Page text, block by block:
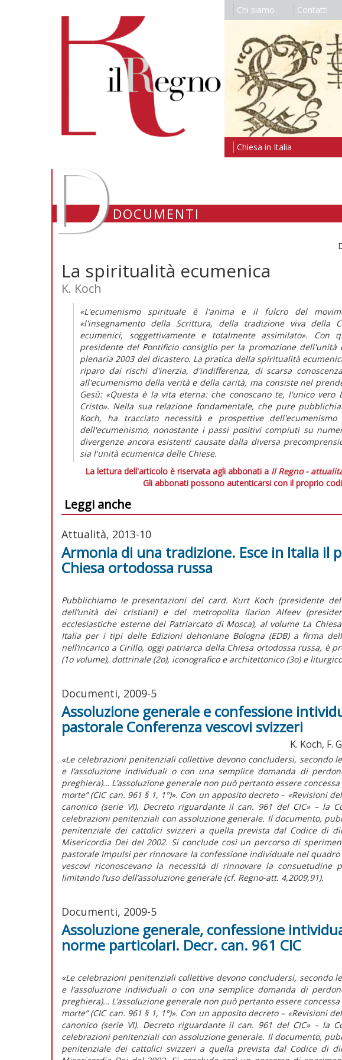
Chi siamo Contatti
Chiesa in Italia
DDOCUMENTI
La spiritualità ecumenica
K. Koch
«L'ecumenismo spirituale è l'anima e il fulcro del
«l'insegnamento della Scrittura, della tradizione viva
ecumenici, soggettivamente e totalmente assimilato».
presidente del Pontificio consiglio per la promozione
plenaria 2003 del dicastero. La pratica della spiritualità
riparo dai rischi d'inerzia, d'indifferenza, di scarsa
all'ecumenismo della verità e della carità, ma consiste nel
Gesù: «Questa è la vita eterna: che conoscano te, l'unico
Cristo». Nella sua relazione fondamentale, che pure
Koch, ha tracciato necessità e prospettive
dell'ecumenismo, nonostante i passi positivi compiuti su
divergenze ancora esistenti causate dalla diversa
sia l'unità ecumenica delle Chiese.
La lettura dell'articolo è riservata agli abbonati a Il Regno -
Gli abbonati possono autenticarsi con il proprio
Leggi anche
Attualità, 2013-10
Armonia di una tradizione. Esce in Italia il
Chiesa ortodossa russa
Pubblichiamo le presentazioni del card. Kurt Koch (presidente
dell’unità dei cristiani) e del metropolita Ilarion Alfeev
ecclesiastiche esterne del Patriarcato di Mosca), al volume La
Italia per i tipi delle Edizioni dehoniane Bologna (EDB) a firma
nell’incarico a Cirillo, oggi patriarca della Chiesa ortodossa russa, è
(1o volume), dottrinale (2o), iconografico e architettonico (3o) e
Documenti, 2009-5
Assoluzione generale e confessione
pastorale Conferenza vescovi svizzeri
K. Koch, F.
«Le celebrazioni penitenziali collettive devono concludersi, secondo
e l’assoluzione individuali o con una semplice domanda di
preghiera)… L’assoluzione generale non può pertanto essere
morte” (CIC can. 961 § 1, 1°)». Con un apposito decreto – «Revisioni
canonico (serie VI). Decreto riguardante il can. 961 del CIC» – la
celebrazioni penitenziali con assoluzione generale. Il documento,
penitenziale dei cattolici svizzeri a quella prevista dal Codice di
Misericordia Dei del 2002. Si conclude così un percorso di
pastorale Impulsi per rinnovare la confessione individuale nel
vescovi riconoscevano la necessità di rinnovare la consuetudine
limitando l’uso dell’assoluzione generale (cf. Regno-att. 4,2009,91).
Documenti, 2009-5
Assoluzione generale, confessione
norme particolari. Decr. can. 961 CIC
«Le celebrazioni penitenziali collettive devono concludersi, secondo
e l’assoluzione individuali o con una semplice domanda di
preghiera)… L’assoluzione generale non può pertanto essere
morte” (CIC can. 961 § 1, 1°)». Con un apposito decreto – «Revisioni
canonico (serie VI). Decreto riguardante il can. 961 del CIC» – la
celebrazioni penitenziali con assoluzione generale. Il documento,
penitenziale dei cattolici svizzeri a quella prevista dal Codice di